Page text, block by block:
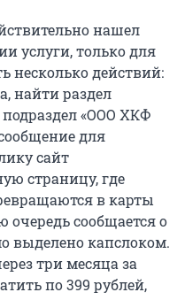
нашел
услуги, только для
несколько действий:
найти раздел
«ООО ХКФ
для
сайт
страницу, где
в карты
очередь сообщается о
выделено капслоком.
три месяца за
по 399 рублей,